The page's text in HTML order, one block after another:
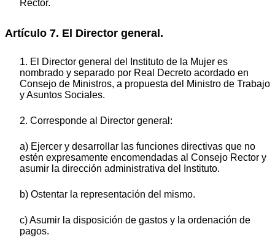
Rector.
Artículo 7. El Director general.
1. El Director general del Instituto de la Mujer es
nombrado y separado por Real Decreto acordado en
Consejo de Ministros, a propuesta del Ministro de Trabajo
y Asuntos Sociales.
2. Corresponde al Director general:
a) Ejercer y desarrollar las funciones directivas que no
estén expresamente encomendadas al Consejo Rector y
asumir la dirección administrativa del Instituto.
b) Ostentar la representación del mismo.
c) Asumir la disposición de gastos y la ordenación de
pagos.